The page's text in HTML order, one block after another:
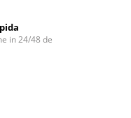
in 24/48 de